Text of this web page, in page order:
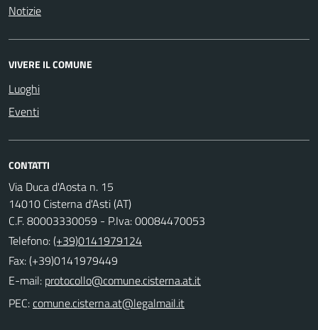
Notizie
VIVERE IL COMUNE
Luoghi
Eventi
CONTATTI
Via Duca d'Aosta n. 15
14010 Cisterna d'Asti (AT)
C.F. 80003330059 - P.Iva: 00084470053
Telefono:(+39)0141979124
Fax: (+39)0141979449
E-mail:
PEC: